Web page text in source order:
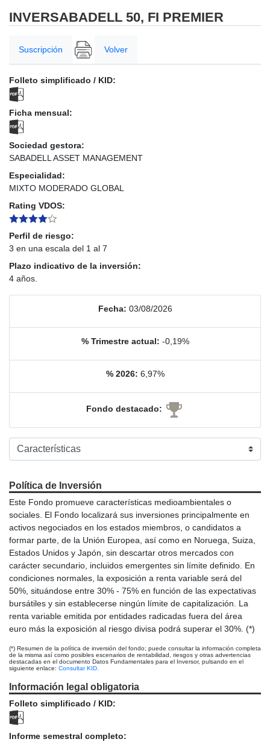
INVERSABADELL 50, FI PREMIER
Suscripción Volver
Folleto simplificado / KID:
Ficha mensual:
Sociedad gestora:
SABADELL ASSET MANAGEMENT
Especialidad:
MIXTO MODERADO GLOBAL
Rating VDOS:
Perfil de riesgo:
3 en una escala del 1 al 7
Plazo indicativo de la inversión:
4 años.
Fecha: 03/08/2026
% Trimestre actual: -0,19%
% 2026: 6,97%
Fondo destacado:
Política de Inversión
Este Fondo promueve características medioambientales o
sociales. El Fondo localizará sus inversiones principalmente en
activos negociados en los estados miembros, o candidatos a
formar parte, de la Unión Europea, así como en Noruega, Suiza,
Estados Unidos y Japón, sin descartar otros mercados con
carácter secundario, incluidos emergentes sin límite definido. En
condiciones normales, la exposición a renta variable será del
50%, situándose entre 30% - 75% en función de las expectativas
bursátiles y sin establecerse ningún límite de capitalización. La
renta variable emitida por entidades radicadas fuera del área
euro más la exposición al riesgo divisa podrá superar el 30%. (*)
(*) Resumen de la política de inversión del fondo; puede consultar la información completa
de la misma así como posibles escenarios de rentabilidad, riesgos y otras advertencias
destacadas en el documento Datos Fundamentales para el Inversor, pulsando en el
siguiente enlace: Consultar KID.
Información legal obligatoria
Folleto simplificado / KID:
Informe semestral completo: